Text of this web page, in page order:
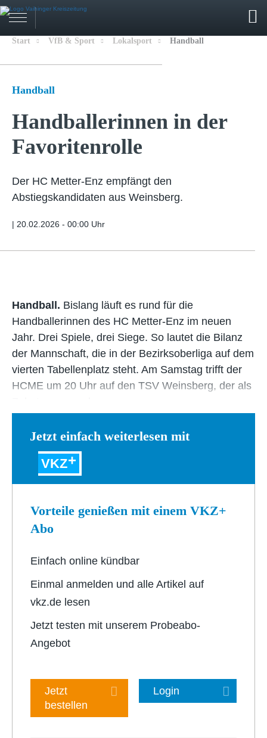
Start VfB & Sport Lokalsport Handball
Handball
Handballerinnen in der
Favoritenrolle
Der HC Metter-Enz empfängt den
Abstiegskandidaten aus Weinsberg.
| 20.02.2026 - 00:00 Uhr
Handball. Bislang läuft es rund für die
Handballerinnen des HC Metter-Enz im neuen
Jahr. Drei Spiele, drei Siege. So lautet die Bilanz
der Mannschaft, die in der Bezirksoberliga auf dem
vierten Tabellenplatz steht. Am Samstag trifft der
HCME um 20 Uhr auf den TSV Weinsberg, der als
Jetzt einfach weiterlesen mit
VKZ
Vorteile genießen mit einem VKZ+
Abo
Einfach online kündbar
Einmal anmelden und alle Artikel auf
vkz.de lesen
Jetzt testen mit unserem Probeabo-
Angebot
Jetzt
bestellen
Login